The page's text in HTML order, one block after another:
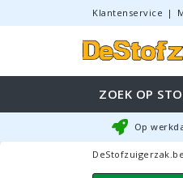
Klantenservice |
ZOEK OP
Op
DeStofzuigerzak.be